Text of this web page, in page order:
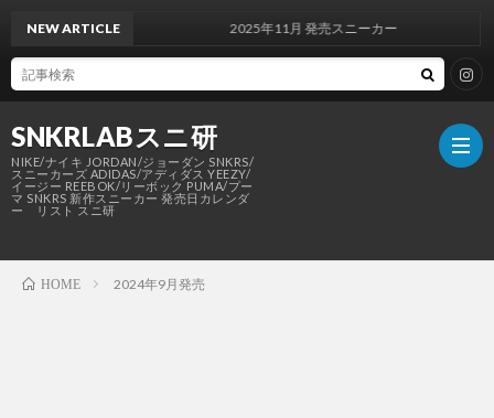
SNKRLABスニ研
NIKE/ナイキ JORDAN/ジョーダン SNKRS/
スニーカーズ ADIDAS/アディダス YEEZY/
イージー REEBOK/リーボック PUMA/プー
マ SNKRS 新作スニーカー 発売日カレンダ
ー リスト スニ研
NEW ARTICLE 2025年11月 発売スニーカー
HOME 2024年9月発売